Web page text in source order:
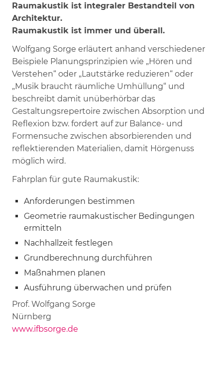
Raumakustik ist integraler Bestandteil von
Architektur.
Raumakustik ist immer und überall.
Wolfgang Sorge erläutert anhand verschiedener
Beispiele Planungsprinzipien wie „Hören und
Verstehen“ oder „Lautstärke reduzieren“ oder
„Musik braucht räumliche Umhüllung“ und
beschreibt damit unüberhörbar das
Gestaltungsrepertoire zwischen Absorption und
Reflexion bzw. fordert auf zur Balance- und
Formensuche zwischen absorbierenden und
reflektierenden Materialien, damit Hörgenuss
möglich wird.
Fahrplan für gute Raumakustik:
Anforderungen bestimmen
Geometrie raumakustischer Bedingungen
ermitteln
Nachhallzeit festlegen
Grundberechnung durchführen
Maßnahmen planen
Ausführung überwachen und prüfen
Prof. Wolfgang Sorge
Nürnberg
www.ifbsorge.de